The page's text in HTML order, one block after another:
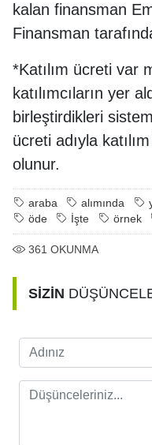
kalan finansman
Finansman
*Katılım ücreti var
katılımcıların yer
birleştirdikleri
ücreti adıyla
olunur.
araba alımında
öde
İşte örnek
361 OKUNMA
SİZİN